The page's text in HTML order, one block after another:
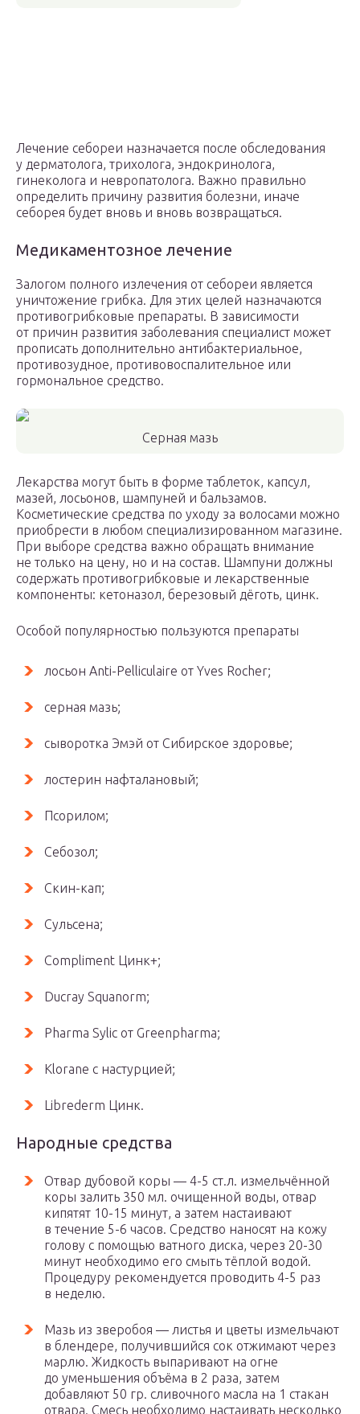
Лечение себореи назначается после обследования
у дерматолога, трихолога, эндокринолога,
гинеколога и невропатолога. Важно правильно
определить причину развития болезни, иначе
себорея будет вновь и вновь возвращаться.
Медикаментозное лечение
Залогом полного излечения от себореи является
уничтожение грибка. Для этих целей назначаются
противогрибковые препараты. В зависимости
от причин развития заболевания специалист может
прописать дополнительно антибактериальное,
противозудное, противовоспалительное или
гормональное средство.
Серная мазь
Лекарства могут быть в форме таблеток, капсул,
мазей, лосьонов, шампуней и бальзамов.
Косметические средства по уходу за волосами можно
приобрести в любом специализированном магазине.
При выборе средства важно обращать внимание
не только на цену, но и на состав. Шампуни должны
содержать противогрибковые и лекарственные
компоненты: кетоназол, березовый дёготь, цинк.
Особой популярностью пользуются препараты
лосьон Anti-Pelliculaire от Yves Rocher;
серная мазь;
сыворотка Эмэй от Сибирское здоровье;
лостерин нафталановый;
Псорилом;
Себозол;
Скин-кап;
Сульсена;
Compliment Цинк+;
Ducray Squanorm;
Pharma Sylic от Greenpharma;
Klorane с настурцией;
Librederm Цинк.
Народные средства
Отвар дубовой коры — 4-5 ст.л. измельчённой
коры залить 350 мл. очищенной воды, отвар
кипятят 10-15 минут, а затем настаивают
в течение 5-6 часов. Средство наносят на кожу
голову с помощью ватного диска, через 20-30
минут необходимо его смыть тёплой водой.
Процедуру рекомендуется проводить 4-5 раз
в неделю.
Мазь из зверобоя — листья и цветы измельчают
в блендере, получившийся сок отжимают через
марлю. Жидкость выпаривают на огне
до уменьшения объёма в 2 раза, затем
добавляют 50 гр. сливочного масла на 1 стакан
отвара. Смесь необходимо настаивать несколько